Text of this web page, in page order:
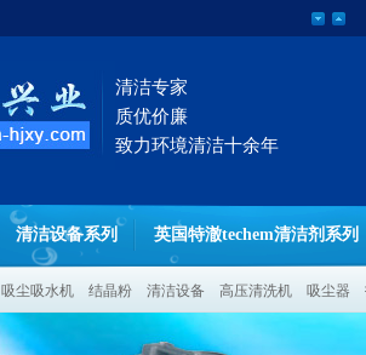
清洁专家
质优价廉
致力环境清洁十余年
清洁设备系列 英国特澈techem清洁剂系列
吸尘吸水机 结晶粉 清洁设备 高压清洗机 吸尘器